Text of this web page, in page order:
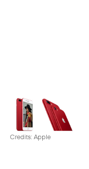
Credits: Apple